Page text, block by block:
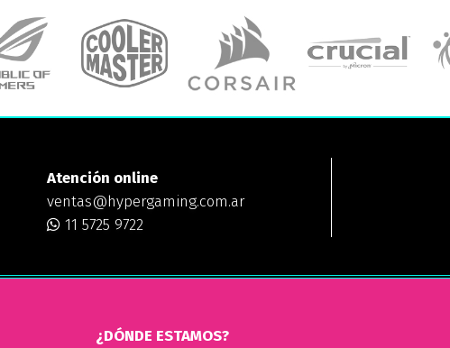
Atención online
ventas@hypergaming.com.ar
11 5725 9722
¿DÓNDE ESTAMOS?